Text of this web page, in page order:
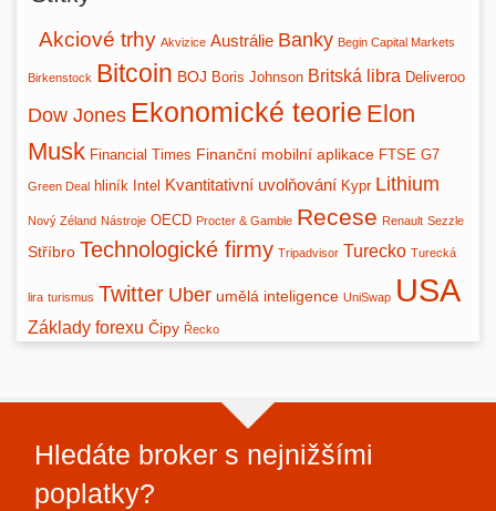
Akciové trhy Akvizice Austrálie Banky Begin Capital Markets
Birkenstock Bitcoin BOJ Boris Johnson Britská libra Deliveroo
Dow Jones Ekonomické teorie Elon
Musk Financial Times Finanční mobilní aplikace FTSE G7
Green Deal hliník Intel Kvantitativní uvolňování Kypr Lithium
Nový Zéland Nástroje OECD Procter & Gamble Recese Renault Sezzle
Stříbro Technologické firmy Tripadvisor Turecko Turecká
lira turismus Twitter Uber umělá inteligence UniSwap USA
Základy forexu Čipy Řecko
Hledáte broker s nejnižšími
poplatky?